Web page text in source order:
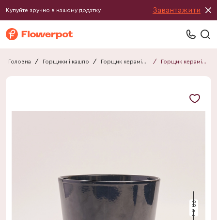
Купуйте зручно в нашому додатку Завантажити
Головна / Горщики і кашпо / Горщик керамічний / Горщик керамічний 012020090101
20 см